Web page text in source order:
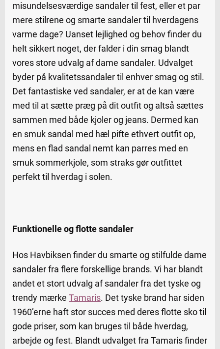
misundelsesværdige sandaler til fest, eller et par
mere stilrene og smarte sandaler til hverdagens
varme dage? Uanset lejlighed og behov finder du
helt sikkert noget, der falder i din smag blandt
vores store udvalg af dame sandaler. Udvalget
byder på kvalitetssandaler til enhver smag og stil.
Det fantastiske ved sandaler, er at de kan være
med til at sætte præg på dit outfit og altså sættes
sammen med både kjoler og jeans. Dermed kan
en smuk sandal med hæl pifte ethvert outfit op,
mens en flad sandal nemt kan parres med en
smuk sommerkjole, som straks gør outfittet
perfekt til hverdag i solen.
Funktionelle og flotte sandaler
Hos Havbiksen finder du smarte og stilfulde dame
sandaler fra flere forskellige brands. Vi har blandt
andet et stort udvalg af sandaler fra det tyske og
trendy mærke Tamaris. Det tyske brand har siden
1960’erne haft stor succes med deres flotte sko til
gode priser, som kan bruges til både hverdag,
arbejde og fest. Blandt udvalget fra Tamaris finder